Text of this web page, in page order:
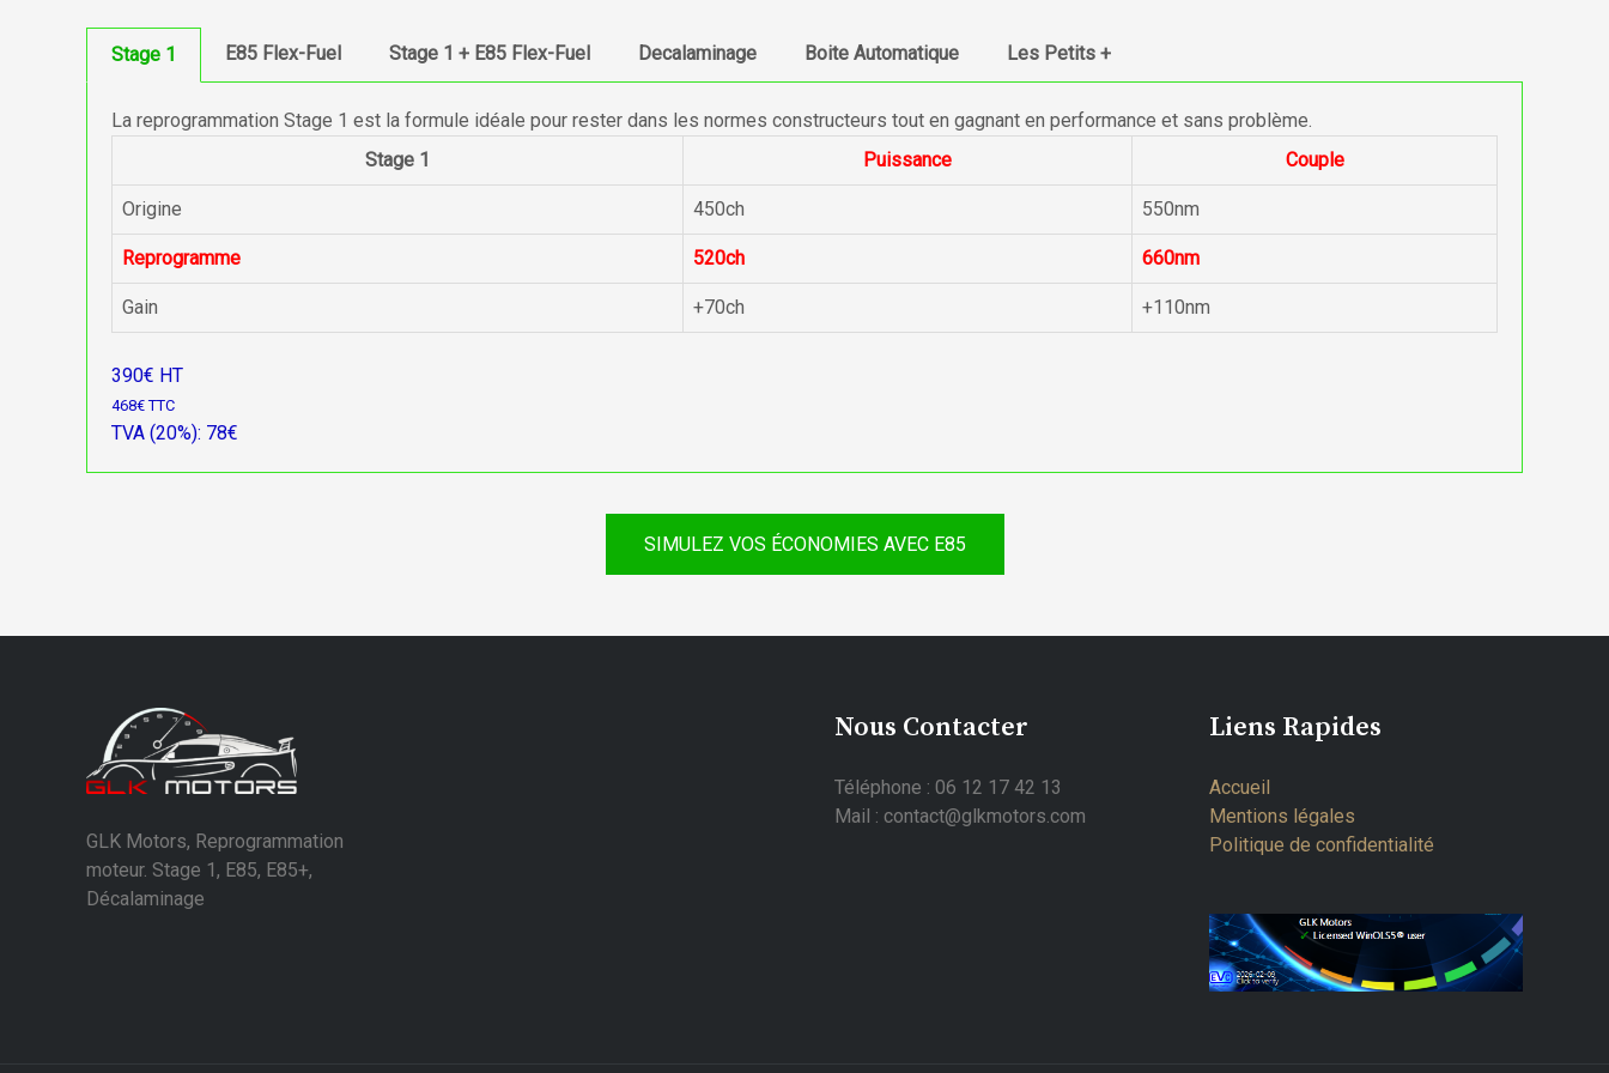
Stage 1 E85 Flex-Fuel Stage 1 + E85 Flex-Fuel Decalaminage Boite Automatique Les Petits +
La reprogrammation Stage 1 est la formule idéale pour rester dans les normes constructeurs tout en gagnant en performance et sans problème.
Stage 1
Puissance Couple
Origine 450ch 550nm
Reprogramme 520ch 660nm
Gain +70ch +110nm
390€ HT
468€ TTC
TVA (20%): 78€
SIMULEZ VOS ÉCONOMIES AVEC E85
GLK Motors, Reprogrammation
moteur. Stage 1, E85, E85+,
Décalaminage
Nous Contacter
Téléphone : 06 12 17 42 13
Mail : contact@glkmotors.com
Liens Rapides
Accueil
Mentions légales
Politique de confidentialité